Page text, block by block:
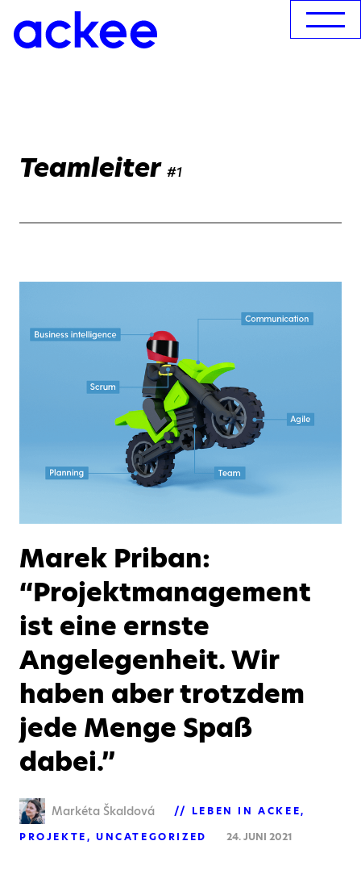
Teamleiter #1
Marek Priban:
“Projektmanagement
ist eine ernste
Angelegenheit. Wir
haben aber trotzdem
jede Menge Spaß
dabei.”
Markéta Škaldová
LEBEN IN ACKEE
PROJEKTE
UNCATEGORIZED 24. JUNI 2021